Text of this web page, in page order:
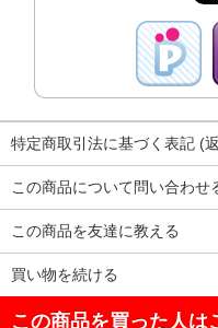
特定商取引法に基づく表記 (
この商品について問い合わせ
この商品を友達に教える
買い物を続ける
この商品を買った人は